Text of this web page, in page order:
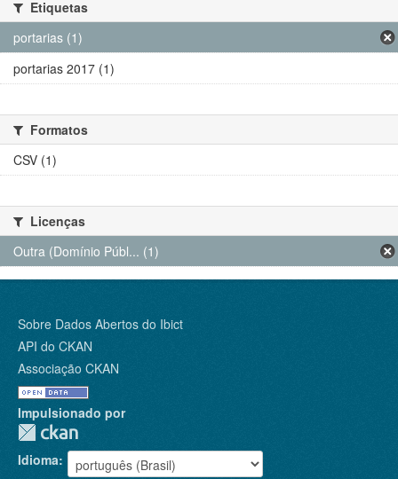
Etiquetas
portarias (1)
portarias 2017 (1)
Formatos
CSV (1)
Licenças
Outra (Domínio Públ... (1)
Sobre Dados Abertos do Ibict
API do CKAN
Associação CKAN
Impulsionado por
Idioma